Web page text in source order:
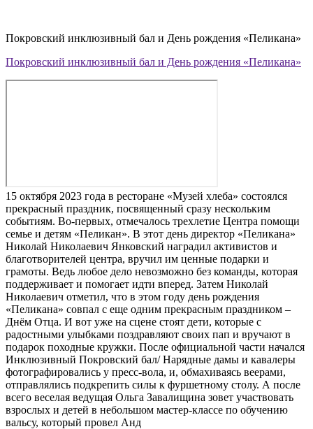
Покровский инклюзивный бал и День рождения «Пеликана»
Покровский инклюзивный бал и День рождения «Пеликана»
15 октября 2023 года в ресторане «Музей хлеба» состоялся
прекрасный праздник, посвященный сразу нескольким
событиям. Во-первых, отмечалось трехлетие Центра помощи
семье и детям «Пеликан». В этот день директор «Пеликана»
Николай Николаевич Янковский наградил активистов и
благотворителей центра, вручил им ценные подарки и
грамоты. Ведь любое дело невозможно без команды, которая
поддерживает и помогает идти вперед. Затем Николай
Николаевич отметил, что в этом году день рождения
«Пеликана» совпал с еще одним прекрасным праздником –
Днём Отца. И вот уже на сцене стоят дети, которые с
радостными улыбками поздравляют своих пап и вручают в
подарок походные кружки. После официальной части начался
Инклюзивный Покровский бал/ Нарядные дамы и кавалеры
фотографировались у пресс-вола, и, обмахиваясь веерами,
отправлялись подкрепить силы к фуршетному столу. А после
всего веселая ведущая Ольга Завалищина зовет участвовать
взрослых и детей в небольшом мастер-классе по обучению
вальсу, который провел Анд